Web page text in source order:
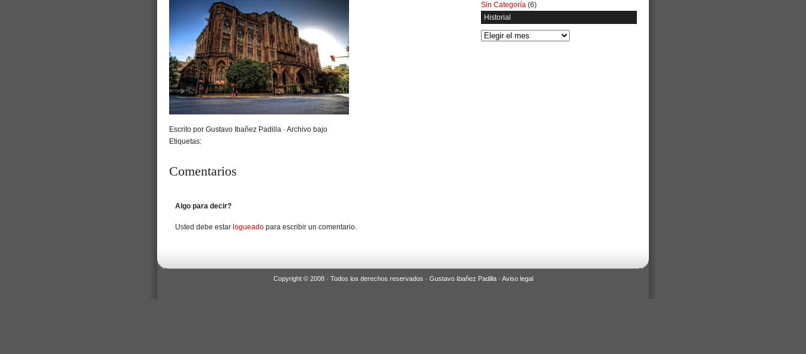
Escrito por Gustavo Ibañez Padilla · Archivo bajo
Etiquetas:
Comentarios
Algo para decir?
Usted debe estar logueado para escribir un comentario.
Sin Categoría (6)
Historial
Historial
Copyright © 2008 · Todos los derechos reservados · Gustavo Ibañez Padilla · Aviso legal